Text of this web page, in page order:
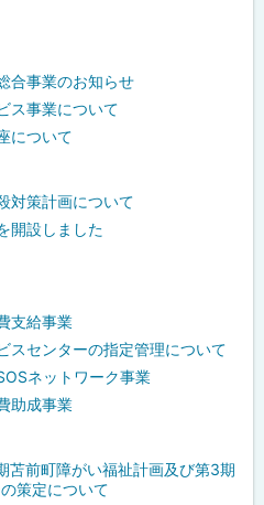
合事業のお知らせ
ス事業について
について
対策計画について
開設しました
支給事業
スセンターの指定管理について
ネットワーク事業
助成事業
苫前町障がい福祉計画及び第3期
策定について